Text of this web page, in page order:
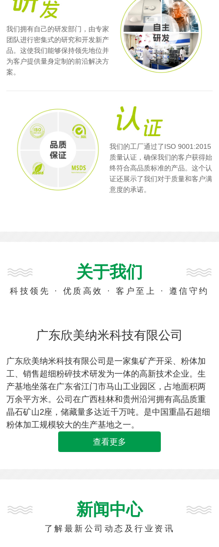
我们拥有自己的研发部门，由专家
团队进行密集式的研究和开发新产
品。这使我们能够保持领先地位并
为客户提供量身定制的前沿解决方
案。
我们的工厂通过了ISO 9001:2015
质量认证，确保我们的客户获得始
终符合高品质标准的产品。这个认
证还展示了我们对于质量和客户满
意度的承诺。
关于我们
科技领先 · 优质高效 · 客户至上 · 遵信守约
广东欣美纳米科技有限公司
广东欣美纳米科技有限公司是一家集矿产开采、粉体加
工、销售超细粉碎技术研发为一体的高新技术企业。生
产基地坐落在广东省江门市马山工业园区，占地面积两
万余平方米。公司在广西桂林和贵州沿河拥有高品质重
晶石矿山2座，储藏量多达近千万吨。是中国重晶石超细
粉体加工规模较大的生产基地之一。
查看更多
新闻中心
了解最新公司动态及行业资讯